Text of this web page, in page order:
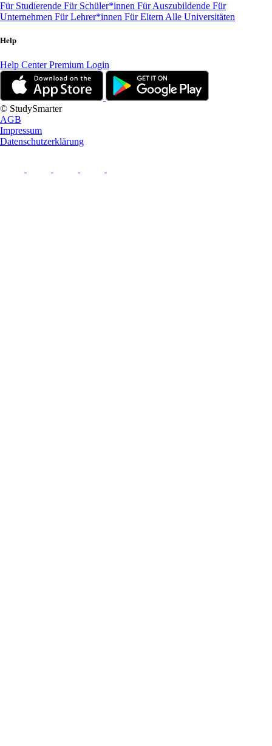
Für Studierende Für Schüler*innen Für Auszubildende Für
Unternehmen Für Lehrer*innen Für Eltern Alle Universitäten
Help
Help CenterPremium Login
© StudySmarter
AGB
Impressum
Datenschutzerklärung